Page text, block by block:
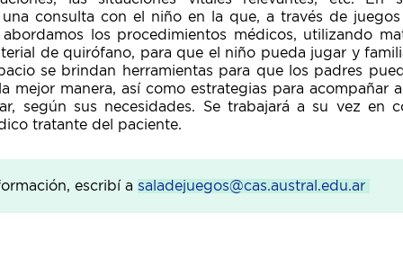
una consulta con el niño en la que, a través de juegos
abordamos los procedimientos médicos, utilizando
de quirófano, para que el niño pueda jugar y
se brindan herramientas para que los padres
mejor manera, así como estrategias para acompañar
según sus necesidades. Se trabajará a su vez en
tratante del paciente.
escribí a saladejuegos@cas.austral.edu.ar